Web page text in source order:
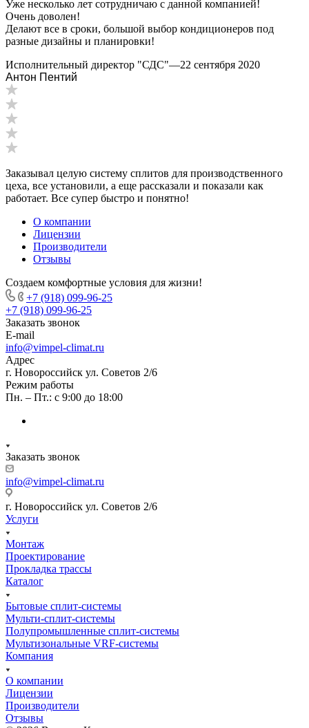
Уже несколько лет сотрудничаю с данной компанией!
Очень доволен!
Делают все в сроки, большой выбор кондиционеров под
разные дизайны и планировки!
Исполнительный директор "СДС"—22 сентября 2020
Антон Пентий
Заказывал целую систему сплитов для производственного
цеха, все установили, а еще рассказали и показали как
работает. Все супер быстро и понятно!
О компании
Лицензии
Производители
Отзывы
Создаем комфортные условия для жизни!
+7 (918) 099-96-25
+7 (918) 099-96-25
Заказать звонок
E-mail
info@vimpel-climat.ru
Адрес
г. Новороссийск ул. Советов 2/6
Режим работы
Пн. – Пт.: с 9:00 до 18:00
Заказать звонок
info@vimpel-climat.ru
г. Новороссийск ул. Советов 2/6
Услуги
Монтаж
Проектирование
Прокладка трассы
Каталог
Бытовые сплит-системы
Мульти-сплит-системы
Полупромышленные сплит-системы
Мультизональные VRF-системы
Компания
О компании
Лицензии
Производители
Отзывы